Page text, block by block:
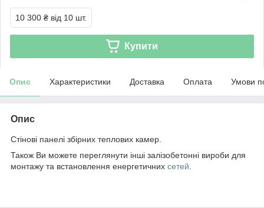
10 300 ₴ від 10 шт.
Купити
Опис Характеристики Доставка Оплата Умови
Опис
Стінові панелі збірних теплових камер.
Також Ви можете переглянути інші залізобетонні вироби для
монтажу та встановлення енергетичних сетей